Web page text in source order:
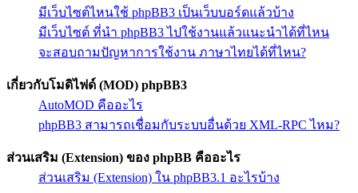
มีเว็บไซต์ไหนใช้ phpBB3 เป็นเว็บบอร์ดแล้วบ้าง
มีเว็บไซต์ ที่นำ phpBB3 ไปใช้งานแล้วแนะนำได้ที่ไหน
จะสอบถามปัญหาการใช้งาน ภาษาไทยได้ที่ไหน?
เกี่ยวกับโมดิไฟด์ (MOD) phpBB3
AutoMOD คืออะไร
phpBB3 สามารถเชื่อมกับระบบอื่นด้วย XML-RPC ไหม?
ส่วนเสริม (Extension) ของ phpBB คืออะไร
ส่วนเสริม (Extension) ใน phpBB3.1 อะไรบ้าง